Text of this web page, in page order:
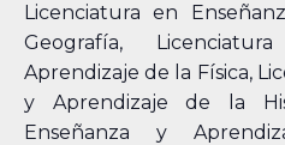
Licenciatura en
Geografía,
Aprendizaje de la Física,
y Aprendizaje de la
Enseñanza y